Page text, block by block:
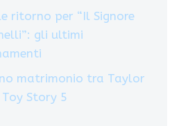
ritorno per “Il Signore
gli ultimi
matrimonio tra Taylor
Story 5